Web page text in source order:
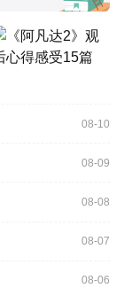
08-10
08-09
08-08
08-07
08-06